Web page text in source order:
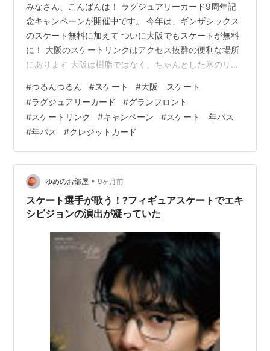
みなさん、こんばんは！ ラグジュアリーカード9周年記
念キャンペーンが開催中です。 今年は、ギンザシックス
のスケート無料に加えて ついに大阪でもスケートが無料
に！ 大阪のスケートリンクはアクセス抜群の便利な場所
にあります 大阪は樹脂ではなく、ちゃんとした氷のリン
施中で なんとラグジュアリーカードのゴールドカードホ
ルダーの方は！ 一回2000円（貸し靴込み）の入場料が、
毎日行っても全部無料のフリーパス！ しかも同伴者３名
も含めて４人が無料で滑れてしまう！ スケートは毎日滑
るよ！って方には 絶対にラグジュアリーカード（ゴール
ドカード）を発行してほし…
#つるんつるん #スケート #大阪 スケート
#ラグジュアリーカード #グランフロント
#スケートリンク #キャンペーン #スケート 年パス
#年パス #クレジットカード
ゆめのお部屋 • 9ヶ月前
スケート選手が歌う！?フィギュアスケートでエキ
シビジョンの演出が凝っていた